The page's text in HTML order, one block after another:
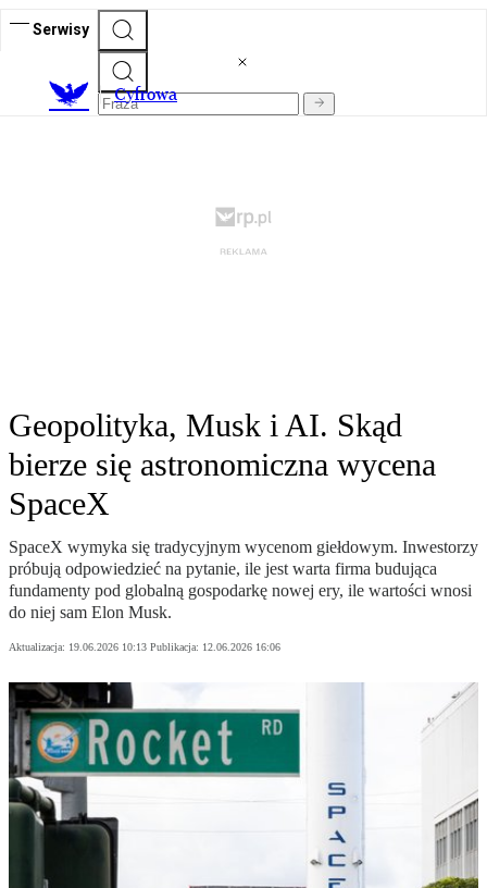
Serwisy
Cyfrowa
Geopolityka, Musk i AI. Skąd
bierze się astronomiczna wycena
SpaceX
SpaceX wymyka się tradycyjnym wycenom giełdowym. Inwestorzy
próbują odpowiedzieć na pytanie, ile jest warta firma budująca
fundamenty pod globalną gospodarkę nowej ery, ile wartości wnosi
do niej sam Elon Musk.
Aktualizacja: 19.06.2026 10:13 Publikacja: 12.06.2026 16:06